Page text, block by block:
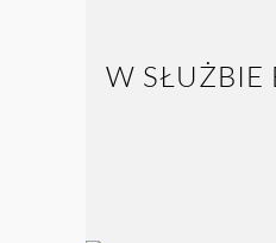
W SŁUŻBIE